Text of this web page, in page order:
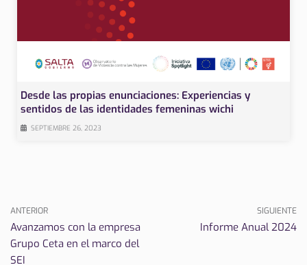
Desde las propias enunciaciones: Experiencias y
sentidos de las identidades femeninas wichi
SEPTIEMBRE 26, 2023
ANTERIOR
Avanzamos con la empresa
Grupo Ceta en el marco del
SEI
SIGUIENTE
Informe Anual 2024